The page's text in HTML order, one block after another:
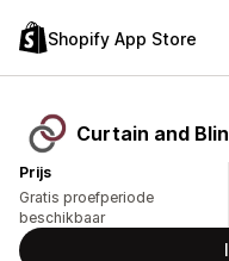
Shopify App Store
Curtain and
Prijs
Gratis proefperiode
beschikbaar